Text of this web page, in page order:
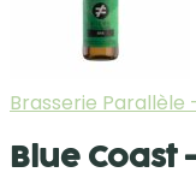
Brasserie Parallèle
Blue